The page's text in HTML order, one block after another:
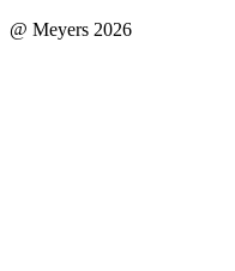
@ Meyers 2026